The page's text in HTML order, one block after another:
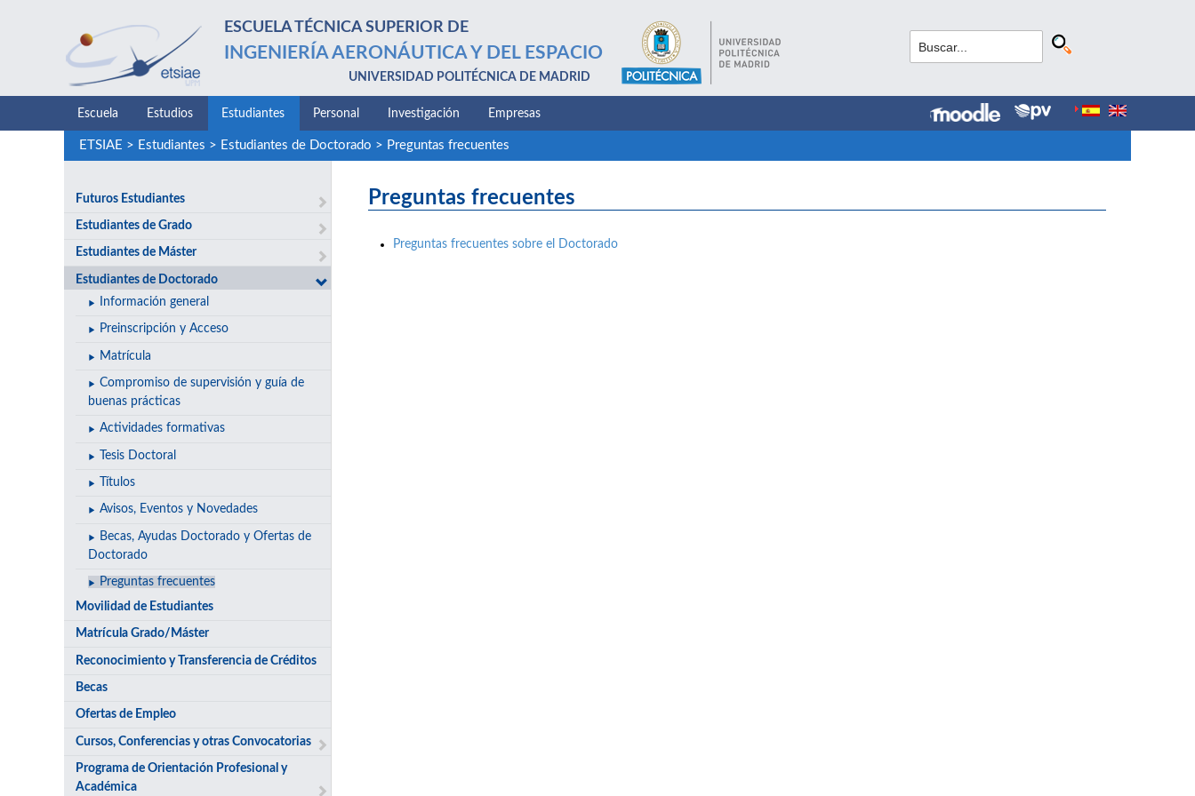
ESCUELA TÉCNICA SUPERIOR DE
INGENIERÍA AERONÁUTICA Y DEL ESPACIO
UNIVERSIDAD POLITÉCNICA DE MADRID
Escuela Estudios Estudiantes Personal Investigación Empresas
ETSIAE > Estudiantes > Estudiantes de Doctorado > Preguntas frecuentes
Futuros Estudiantes
Estudiantes de Grado
Estudiantes de Máster
Estudiantes de Doctorado
Información general
Preinscripción y Acceso
Matrícula
Compromiso de supervisión y guía de
buenas prácticas
Actividades formativas
Tesis Doctoral
Títulos
Avisos, Eventos y Novedades
Becas, Ayudas Doctorado y Ofertas de
Doctorado
Preguntas frecuentes
Movilidad de Estudiantes
Matrícula Grado/Máster
Reconocimiento y Transferencia de Créditos
Becas
Ofertas de Empleo
Cursos, Conferencias y otras Convocatorias
Programa de Orientación Profesional y
Académica
Preguntas frecuentes
Preguntas frecuentes sobre el Doctorado